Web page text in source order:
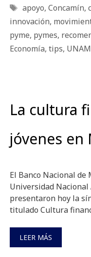
Etiquetas
apoyo, Concamín,
innovación,
pyme, pymes,
Economía, tips, UNAM
La cultura
jóvenes en
El Banco Nacional de
Universidad Nacional
presentaron hoy la
titulado Cultura
LEER MÁS